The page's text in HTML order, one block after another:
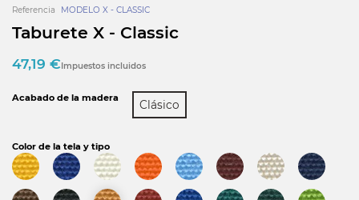
Referencia MODELO X - CLASSIC
Taburete X - Classic
47,19 € Impuestos incluidos
Acabado de la madera
Clásico
Color de la tela y tipo